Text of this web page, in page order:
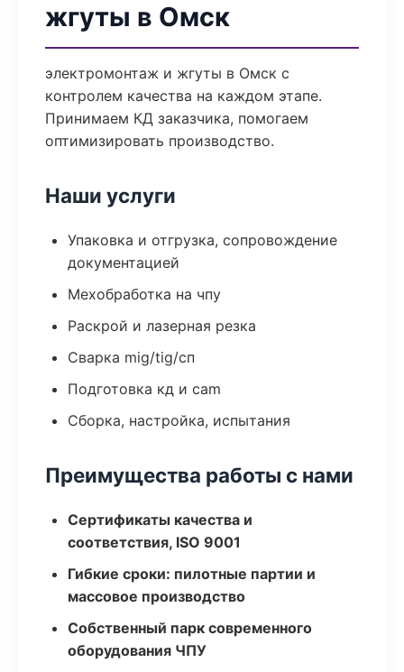
жгуты в Омск
электромонтаж и жгуты в Омск с
контролем качества на каждом этапе.
Принимаем КД заказчика, помогаем
оптимизировать производство.
Наши услуги
Упаковка и отгрузка, сопровождение
документацией
Мехобработка на чпу
Раскрой и лазерная резка
Сварка mig/tig/сп
Подготовка кд и cam
Сборка, настройка, испытания
Преимущества работы с нами
Сертификаты качества и
соответствия, ISO 9001
Гибкие сроки: пилотные партии и
массовое производство
Собственный парк современного
оборудования ЧПУ